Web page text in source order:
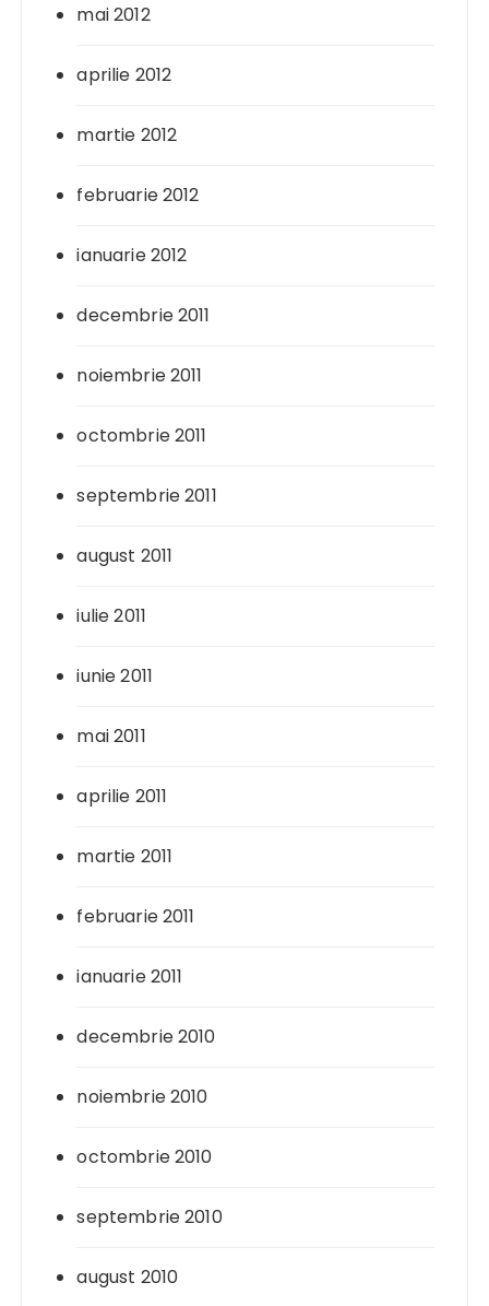
mai 2012
aprilie 2012
martie 2012
februarie 2012
ianuarie 2012
decembrie 2011
noiembrie 2011
octombrie 2011
septembrie 2011
august 2011
iulie 2011
iunie 2011
mai 2011
aprilie 2011
martie 2011
februarie 2011
ianuarie 2011
decembrie 2010
noiembrie 2010
octombrie 2010
septembrie 2010
august 2010